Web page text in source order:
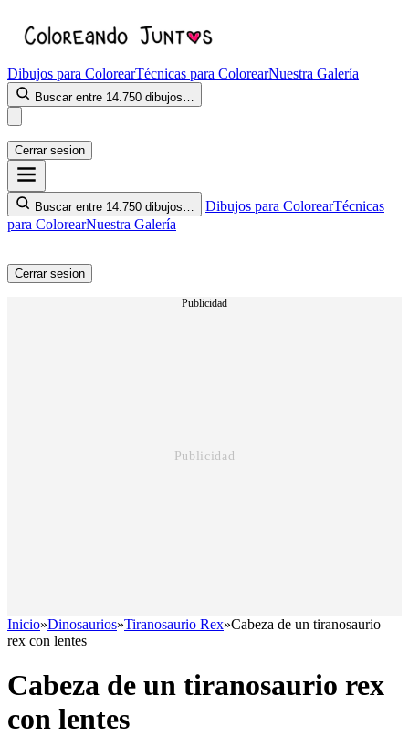
Dibujos para ColorearTécnicas para ColorearNuestra Galería
Buscar entre 14.750 dibujos…
Cerrar sesion
Buscar entre 14.750 dibujos… Dibujos para ColorearTécnicas
para ColorearNuestra Galería
Cerrar sesion
Publicidad
Inicio»Dinosaurios»Tiranosaurio Rex»Cabeza de un tiranosaurio
rex con lentes
Cabeza de un tiranosaurio rex
con lentes